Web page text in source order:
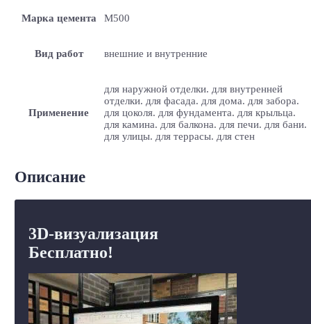
Марка цемента M500
Вид работ внешние и внутренние
Применение
для наружной отделки. для внутренней
отделки. для фасада. для дома. для забора.
для цоколя. для фундамента. для крыльца.
для камина. для балкона. для печи. для бани.
для улицы. для террасы. для стен
Описание
3D-визуализация
Бесплатно!